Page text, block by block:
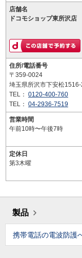
店舗名
ドコモショップ東所沢店
住所/電話番号
〒359-0024
埼玉県所沢市下安松1516-
TEL： 0120-400-760
TEL： 04-2936-7519
営業時間
午前10時〜午後7時
定休日
第3木曜
製品
携帯電話の電波防護